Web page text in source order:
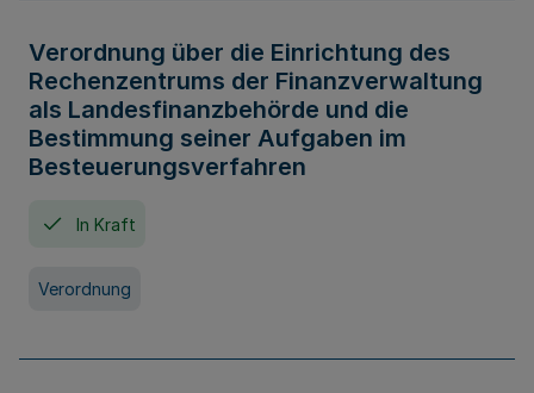
Verordnung über die Einrichtung des
Rechenzentrums der Finanzverwaltung
als Landesfinanzbehörde und die
Bestimmung seiner Aufgaben im
Besteuerungsverfahren
In Kraft
Verordnung